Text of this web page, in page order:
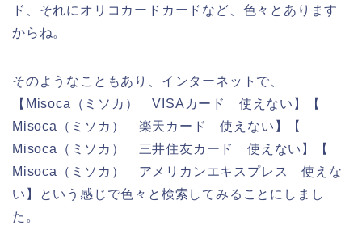
ド、それにオリコカードカードなど、色々とあります
からね。
そのようなこともあり、インターネットで、
【Misoca（ミソカ） VISAカード 使えない】【
Misoca（ミソカ） 楽天カード 使えない】【
Misoca（ミソカ） 三井住友カード 使えない】【
Misoca（ミソカ） アメリカンエキスプレス 使えな
い】という感じで色々と検索してみることにしまし
た。